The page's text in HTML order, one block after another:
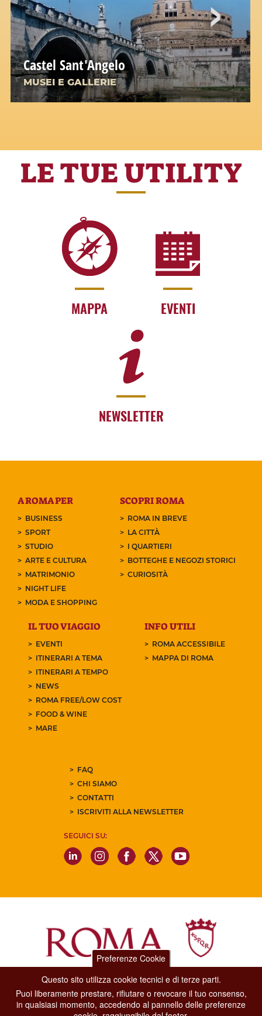
Castel Sant'Angelo
MUSEI E GALLERIE
LE TUE UTILITY
MAPPA EVENTI
NEWSLETTER
A ROMA PER
BUSINESS
SPORT
STUDIO
ARTE E CULTURA
MATRIMONIO
NIGHT LIFE
MODA E SHOPPING
SCOPRI ROMA
ROMA IN BREVE
LA CITTÀ
I QUARTIERI
BOTTEGHE E NEGOZI STORICI
CURIOSITÀ
IL TUO VIAGGIO
EVENTI
ITINERARI A TEMA
ITINERARI A TEMPO
NEWS
ROMA FREE/LOW COST
FOOD & WINE
MARE
INFO UTILI
ROMA ACCESSIBILE
MAPPA DI ROMA
FAQ
CHI SIAMO
CONTATTI
ISCRIVITI ALLA NEWSLETTER
SEGUICI SU:
Dipartimento Grandi Eventi, Sport, Turismo e Moda.
Via di San Basilio, 51
00187 Roma
Preferenze Cookie
Questo sito utilizza cookie tecnici e di terze parti.
Puoi liberamente prestare, rifiutare o revocare il tuo consenso,
in qualsiasi momento, accedendo al pannello delle preferenze